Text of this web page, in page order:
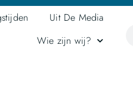
Uit De Media
Wie zijn wij?